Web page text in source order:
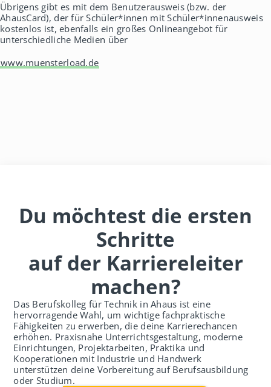
Übrigens gibt es mit dem Benutzerausweis (bzw. der
AhausCard), der für Schüler*innen mit Schüler*innenausweis
kostenlos ist, ebenfalls ein großes Onlineangebot für
unterschiedliche Medien über
www.muensterload.de
Du möchtest die ersten
Schritte
auf der Karriereleiter
machen?
Das Berufskolleg für Technik in Ahaus ist eine
hervorragende Wahl, um wichtige fachpraktische
Fähigkeiten zu erwerben, die deine Karrierechancen
erhöhen. Praxisnahe Unterrichtsgestaltung, moderne
Einrichtungen, Projektarbeiten, Praktika und
Kooperationen mit Industrie und Handwerk
unterstützen deine Vorbereitung auf Berufsausbildung
oder Studium.